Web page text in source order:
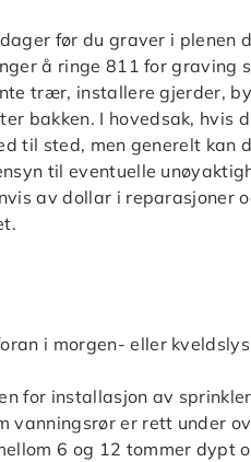
før du graver i plenen
å ringe 811 for graving
trær, installere gjerder,
bakken. I hovedsak, hvis
til sted, men generelt kan
til eventuelle
av dollar i reparasjoner
for installasjon av
vanningsrør er rett under
6 og 12 tommer dypt